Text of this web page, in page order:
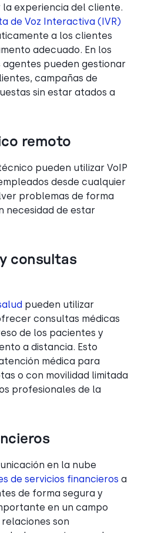
experiencia del cliente.
de Voz Interactiva (IVR)
a los clientes
adecuado. En los
pueden gestionar
campañas de
sin estar atados a
remoto
pueden utilizar VoIP
desde cualquier
problemas de forma
necesidad de estar
consultas
pueden utilizar
consultas médicas
de los pacientes y
a distancia. Esto
médica para
o con movilidad limitada
profesionales de la
en la nube
de servicios financieros a
de forma segura y
en un campo
son